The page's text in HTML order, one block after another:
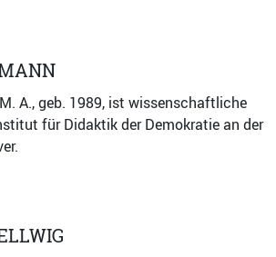
A., geb. 1989, ist wissenschaftliche
für Didaktik der Demokratie an der